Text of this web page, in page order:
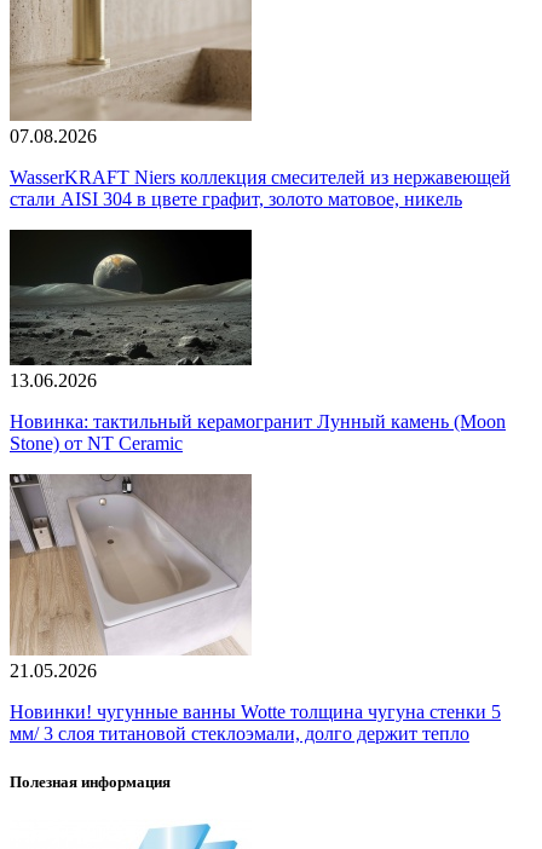
07.08.2026
WasserKRAFT Niers коллекция смесителей из нержавеющей
стали AISI 304 в цвете графит, золото матовое, никель
13.06.2026
Новинка: тактильный керамогранит Лунный камень (Moon
Stone) от NT Ceramic
21.05.2026
Новинки! чугунные ванны Wotte толщина чугуна стенки 5
мм/ 3 слоя титановой стеклоэмали, долго держит тепло
Полезная информация